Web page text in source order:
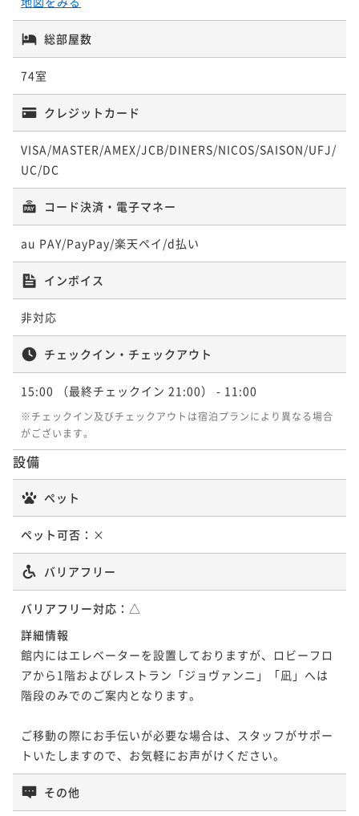
付
二食付き 現地決済可
ポイント即利用で最大5％OFF
2名 ¥ 75,240 ~
【基本プラン】シェフおすすめの洋食ディナー ２食
付
総部屋数
74室
クレジットカード
VISA/MASTER/AMEX/JCB/DINERS/NICOS/SAISON/UFJ/
UC/DC
コード決済・電子マネー
au PAY/PayPay/楽天ペイ/d払い
インボイス
非対応
チェックイン・チェックアウト
15:00 （最終チェックイン 21:00） - 11:00
※チェックイン及びチェックアウトは宿泊プランにより異なる場合
がございます。
設備
ペット
ペット可否： ×
バリアフリー
バリアフリー対応： △
詳細情報
館内にはエレベーターを設置しておりますが、ロビーフロ
アから1階およびレストラン「ジョヴァンニ」「凪」へは
階段のみでのご案内となります。
ご移動の際にお手伝いが必要な場合は、スタッフがサポー
トいたしますので、お気軽にお声がけください。
その他